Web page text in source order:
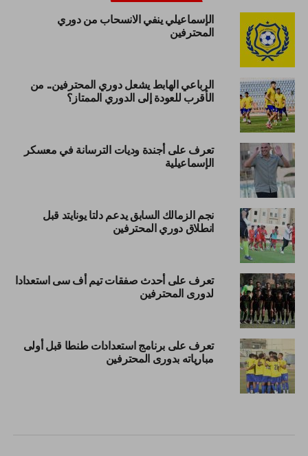
الإسماعيلي ينفي الانسحاب من دوري
المحترفين
الرباعي الهابط يشعل دوري المحترفين.. من
الأقرب للعودة إلى الدوري الممتاز؟
تعرف على أجندة وديات الترسانة في معسكر
الإسماعيلية
نجم الزمالك السابق يدعم دلتا يونايتد قبل
انطلاق دوري المحترفين
تعرف على أحدث صفقات تيم أف سى استعدادا
لدورى المحترفين
تعرف على برنامج استعدادات طنطا قبل أولى
مبارياته بدورى المحترفين